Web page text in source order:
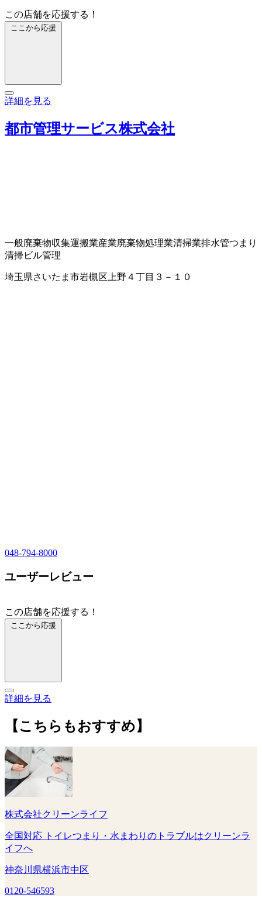
この店舗を応援する！
ここから応援
詳細を見る
都市管理サービス株式会社
一般廃棄物収集運搬業産業廃棄物処理業清掃業排水管つまり
清掃ビル管理
埼玉県さいたま市岩槻区上野４丁目３－１０
048-794-8000
ユーザーレビュー
この店舗を応援する！
ここから応援
詳細を見る
【こちらもおすすめ】
株式会社クリーンライフ
全国対応 トイレつまり・水まわりのトラブルはクリーンラ
イフへ
神奈川県横浜市中区
0120-546593